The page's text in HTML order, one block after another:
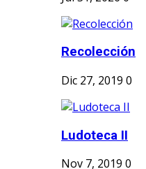
Recolección
Dic 27, 2019 0
Ludoteca II
Nov 7, 2019 0